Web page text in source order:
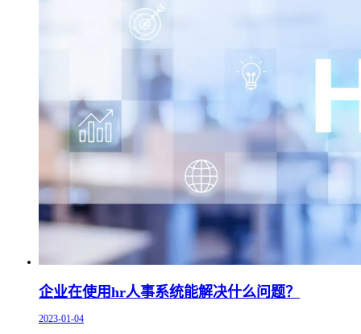
企业在使用hr人事系统能解决什么问题？
2023-01-04